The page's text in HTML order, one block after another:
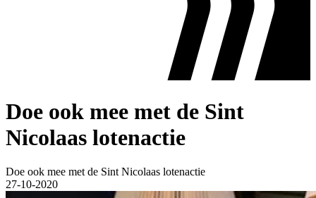
Doe ook mee met de Sint
Nicolaas lotenactie
Doe ook mee met de Sint Nicolaas lotenactie
27-10-2020